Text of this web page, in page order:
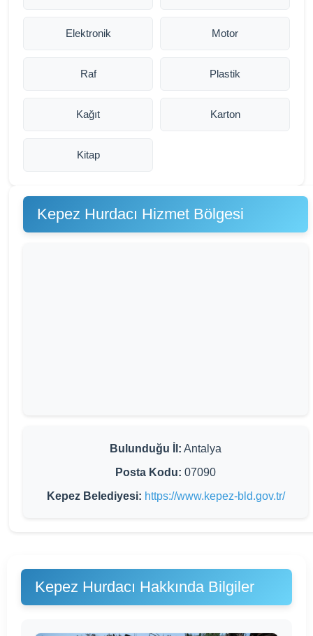
Elektronik Motor
Raf Plastik
Kağıt Karton
Kitap
Kepez Hurdacı Hizmet Bölgesi
Bulunduğu İl: Antalya
Posta Kodu: 07090
Kepez Belediyesi: https://www.kepez-bld.gov.tr/
Kepez Hurdacı Hakkında Bilgiler